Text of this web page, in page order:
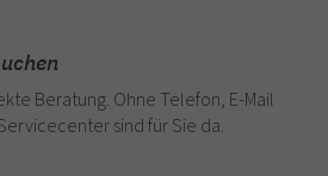
Beratung. Ohne Telefon, E-Mail
sind für Sie da.